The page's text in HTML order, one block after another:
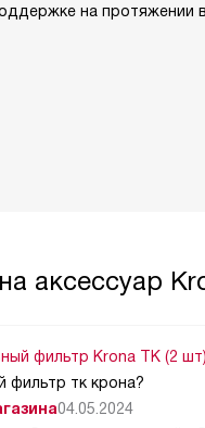
на протяжении
аксессуар
фильтр Krona TK (2 шт)
фильтр тк крона?
04.05.2024